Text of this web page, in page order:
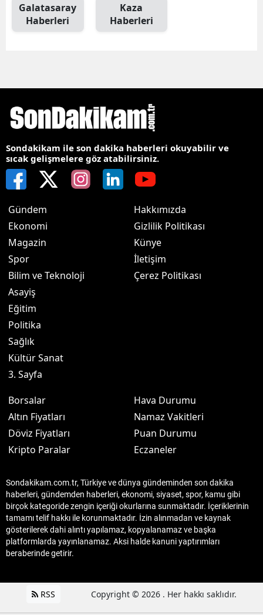
Galatasaray
Haberleri
Kaza
Haberleri
Sondakikam ile son dakika haberleri okuyabilir ve
sıcak gelişmelere göz atabilirsiniz.
Gündem
Ekonomi
Magazin
Spor
Bilim ve Teknoloji
Asayiş
Eğitim
Politika
Sağlık
Kültür Sanat
3. Sayfa
Hakkımızda
Gizlilik Politikası
Künye
İletişim
Çerez Politikası
Borsalar
Altın Fiyatları
Döviz Fiyatları
Kripto Paralar
Hava Durumu
Namaz Vakitleri
Puan Durumu
Eczaneler
Sondakikam.com.tr, Türkiye ve dünya gündeminden son dakika
haberleri, gündemden haberleri, ekonomi, siyaset, spor, kamu gibi
birçok kategoride zengin içeriği okurlarına sunmaktadır. İçeriklerinin
tamamı telif hakkı ile korunmaktadır. İzin alınmadan ve kaynak
gösterilerek dahi alıntı yapılamaz, kopyalanamaz ve başka
platformlarda yayınlanamaz. Aksi halde kanuni yaptırımları
beraberinde getirir.
RSS Copyright © 2026 . Her hakkı saklıdır.